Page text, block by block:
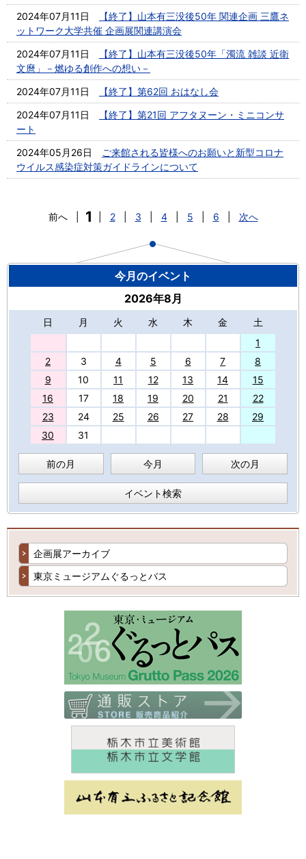
2024年07月11日
【終了】山本有三没後50年 関連企画 三鷹ネ
ットワーク大学共催 企画展関連講演会
2024年07月11日
【終了】山本有三没後50年「濁流 雑談 近衛
文麿」－燃ゆる創作への想い－
2024年07月11日
【終了】第62回 おはなし会
2024年07月11日
【終了】第21回 アフタヌーン・ミニコンサ
ート
2024年05月26日
ご来館される皆様へのお願いと新型コロナ
ウイルス感染症対策ガイドラインについて
前へ 1 2 3 4 5 6 次へ
今月のイベント
2026年8月
日 月 火 水 木 金
土
1
2
3 4 5 6 7
8
9
10 11 12 13 14
15
16
17 18 19 20 21
22
23
24 25 26 27 28
29
30
31
前の月 今月 次の月
イベント検索
企画展アーカイブ
東京ミュージアムぐるっとバス